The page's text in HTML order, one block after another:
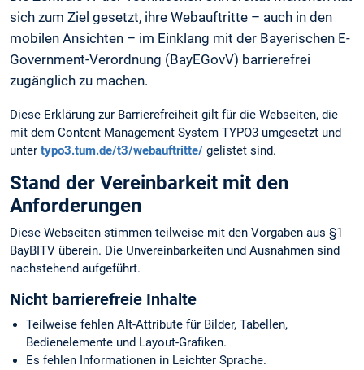
sich zum Ziel gesetzt, ihre Webauftritte – auch in den
mobilen Ansichten – im Einklang mit der Bayerischen E-
Government-Verordnung (BayEGovV) barrierefrei
zugänglich zu machen.
Diese Erklärung zur Barrierefreiheit gilt für die Webseiten, die
mit dem Content Management System TYPO3 umgesetzt und
unter typo3.tum.de/t3/webauftritte/ gelistet sind.
Stand der Vereinbarkeit mit den
Anforderungen
Diese Webseiten stimmen teilweise mit den Vorgaben aus §1
BayBITV überein. Die Unvereinbarkeiten und Ausnahmen sind
nachstehend aufgeführt.
Nicht barrierefreie Inhalte
Teilweise fehlen Alt-Attribute für Bilder, Tabellen,
Bedienelemente und Layout-Grafiken.
Es fehlen Informationen in Leichter Sprache.